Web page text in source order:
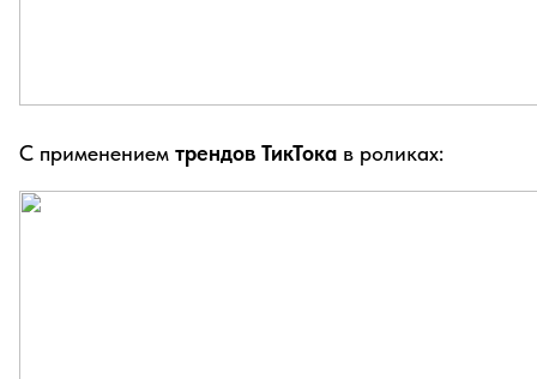
С применением трендов ТикТока в роликах: